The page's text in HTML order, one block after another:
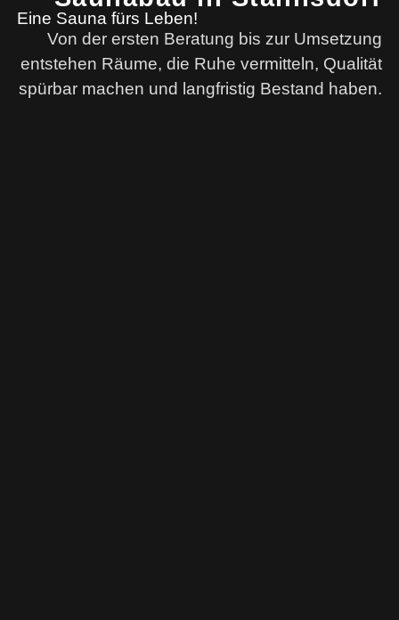
Eine Sauna fürs Leben!
Von der ersten Beratung bis zur Umsetzung
entstehen Räume, die Ruhe vermitteln, Qualität
spürbar machen und langfristig Bestand haben.